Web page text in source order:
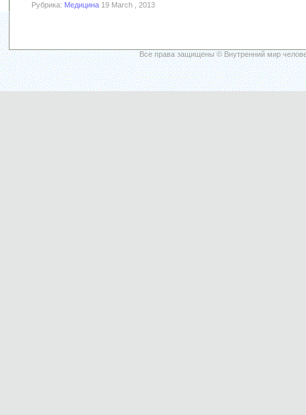
Рубрика: Медицина 19 March , 2013
Все права защищены © Внутренний мир